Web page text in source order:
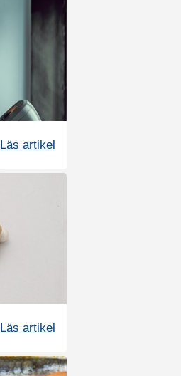
Läs artikel
Läs artikel